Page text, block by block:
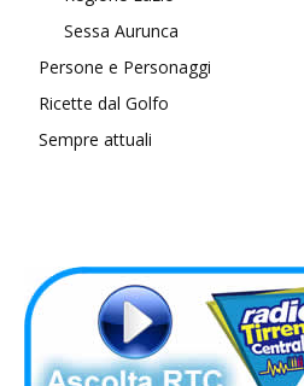
Sessa Aurunca
Persone e Personaggi
Ricette dal Golfo
Sempre attuali